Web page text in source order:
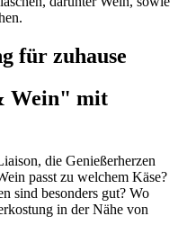
für zuhause
Wein" mit
die Genießerherzen
passt zu welchem Käse?
sind besonders gut? Wo
in der Nähe von